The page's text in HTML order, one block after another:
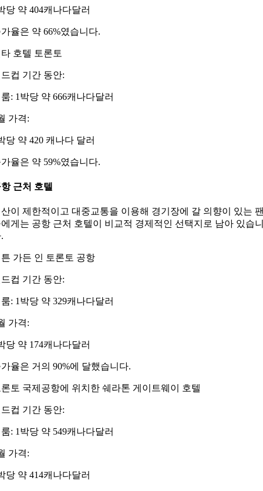
당 약 404캐나다달러
율은 약 66%였습니다.
호텔 토론토
컵 기간 동안:
: 1박당 약 666캐나다달러
가격:
당 약 420 캐나다 달러
율은 약 59%였습니다.
근처 호텔
이 제한적이고 대중교통을 이용해 경기장에 갈 의향이 있는
게는 공항 근처 호텔이 비교적 경제적인 선택지로 남아 있습
가든 인 토론토 공항
컵 기간 동안:
: 1박당 약 329캐나다달러
가격:
당 약 174캐나다달러
율은 거의 90%에 달했습니다.
토 국제공항에 위치한 쉐라톤 게이트웨이 호텔
컵 기간 동안:
: 1박당 약 549캐나다달러
가격:
당 약 414캐나다달러